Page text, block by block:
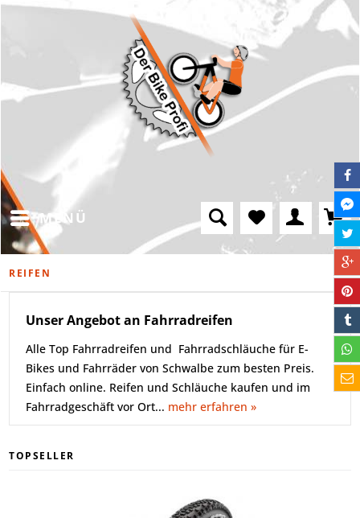
MENÜ
REIFEN
Unser Angebot an Fahrradreifen
Alle Top Fahrradreifen und Fahrradschläuche für E-
Bikes und Fahrräder von Schwalbe zum besten Preis.
Einfach online. Reifen und Schläuche kaufen und im
Fahrradgeschäft vor Ort... mehr erfahren »
TOPSELLER